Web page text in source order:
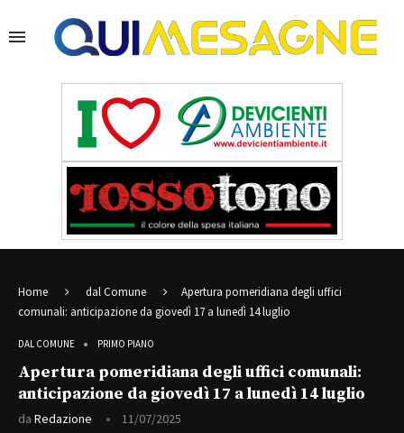
Home dal Comune
Apertura pomeridiana degli uffici
comunali: anticipazione da giovedì 17 a lunedì 14 luglio
DAL COMUNE PRIMO PIANO
Apertura pomeridiana degli uffici comunali:
anticipazione da giovedì 17 a lunedì 14 luglio
da Redazione 11/07/2025